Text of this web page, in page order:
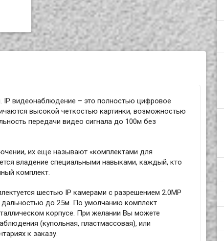
видеонаблюдение – это полностью цифровое
высокой четкостью картинки, возможностью
передачи видео сигнала до 100м без
их еще называют «комплектами для
владение специальными навыками, каждый, кто
комплект.
шестью IP камерами с разрешением 2.0MP
до 25м. По умолчанию комплект
корпусе. При желании Вы можете
(купольная, пластмассовая), или
к заказу.